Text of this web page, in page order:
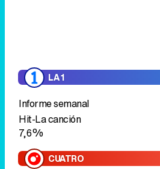
LA 1
Informe semanal
Hit-La canción
7,6%
CUATRO